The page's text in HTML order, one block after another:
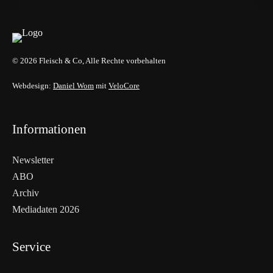
© 2026 Fleisch & Co, Alle Rechte vorbehalten
Webdesign: Daniel Wom mit VeloCore
Informationen
Newsletter
ABO
Archiv
Mediadaten 2026
Service